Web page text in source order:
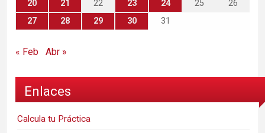
20
21 22 23 24 25
26
27
28 29 30 31
« Feb Abr »
Enlaces
Calcula tu Práctica